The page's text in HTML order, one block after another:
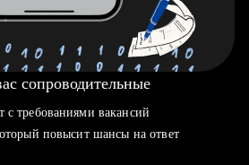
сопроводительные
требованиями вакансий
повысит шансы на ответ